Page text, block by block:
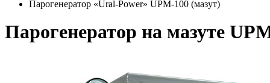
Парогенератор «Ural-Power» UPM-100 (мазут)
Парогенератор на мазуте